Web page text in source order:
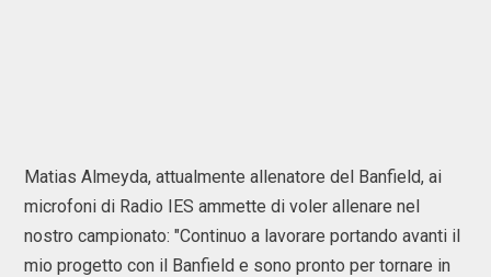
Matias Almeyda, attualmente allenatore del Banfield, ai
microfoni di Radio IES ammette di voler allenare nel
nostro campionato: "Continuo a lavorare portando avanti il
mio progetto con il Banfield e sono pronto per tornare in